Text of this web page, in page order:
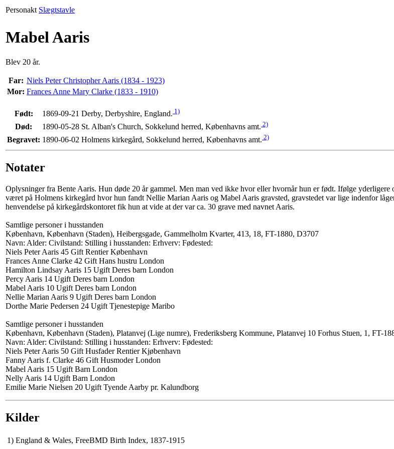
Personakt Slægtstavle
Mabel Aaris
Blev 20 år.
Far: Niels Peter Christopher Aaris (1834 - 1923)
Mor: Frances Anne Mary Clarke (1833 - 1910)
Født: 1869-09-21 Derby, Derbyshire, England. 1)
Død: 1890-05-28 St. Alban's Church, Sokkelund herred, Københavns amt. 2)
Begravet: 1890-06-02 Holmens kirkegård, Sokkelund herred, Københavns amt. 2)
Notater
Oplysninger fra Bente Aaris. Hun døde 20 år gammel. Men man ved ikke hvor eller hvornår hun er født. Ifølge
været på Holmens kirkegård hvor hun fandt Nellie Marian Aaris og Mabel Aaris gravsted, gravstedet var lige indenfor
henvendelse på kirkegårdskontoret fik hun at vide at der var ca. 30 grave med navnet Aaris.
Samtlige personer i husstanden
København, København (Staden), Heibergsgade, Gammelholm Kvarter, 413, 18, FT-1880, D3707
Navn: Alder: Civilstand: Stilling i husstanden: Erhverv: Fødested:
Niels Peter Aaris 45 Gift Rentier København
Frances Anne Clarke 42 Gift Hans hustru London
Hamilton Lindsay Aaris 15 Ugift Deres barn London
Percy Aaris 14 Ugift Deres barn London
Mabel Aaris 10 Ugift Deres barn London
Nellie Marian Aaris 9 Ugift Deres barn London
Dorthe Marie Pedersen 24 Ugift Tjenestepige Maribo
Samtlige personer i husstanden
København, København (Staden), Platanvej (Lige numre), Frederiksberg Kommune, Platanvej 10 Forhus Stuen, 1, FT-
Navn: Alder: Civilstand: Stilling i husstanden: Erhverv: Fødested:
Niels Peter Aaris 50 Gift Husfader Rentier Kjøbenhavn
Fanny Aaris f. Clarke 46 Gift Husmoder London
Mabel Aaris 15 Ugift Barn London
Nelly Aaris 14 Ugift Barn London
Emilie Marie Nielsen 20 Ugift Tyende Aarby pr. Kalundborg
Kilder
1) England & Wales, FreeBMD Birth Index, 1837-1915